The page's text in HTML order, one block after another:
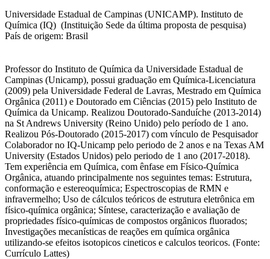
Universidade Estadual de Campinas (UNICAMP). Instituto de
Química (IQ) (Instituição Sede da última proposta de pesquisa)
País de origem: Brasil
Professor do Instituto de Química da Universidade Estadual de
Campinas (Unicamp), possui graduação em Química-Licenciatura
(2009) pela Universidade Federal de Lavras, Mestrado em Química
Orgânica (2011) e Doutorado em Ciências (2015) pelo Instituto de
Química da Unicamp. Realizou Doutorado-Sanduíche (2013-2014)
na St Andrews University (Reino Unido) pelo período de 1 ano.
Realizou Pós-Doutorado (2015-2017) com vínculo de Pesquisador
Colaborador no IQ-Unicamp pelo periodo de 2 anos e na Texas AM
University (Estados Unidos) pelo periodo de 1 ano (2017-2018).
Tem experiência em Química, com ênfase em Físico-Química
Orgânica, atuando principalmente nos seguintes temas: Estrutura,
conformação e estereoquímica; Espectroscopias de RMN e
infravermelho; Uso de cálculos teóricos de estrutura eletrônica em
físico-química orgânica; Síntese, caracterização e avaliação de
propriedades físico-químicas de compostos orgânicos fluorados;
Investigações mecanísticas de reações em química orgânica
utilizando-se efeitos isotopicos cineticos e calculos teoricos. (Fonte:
Currículo Lattes)